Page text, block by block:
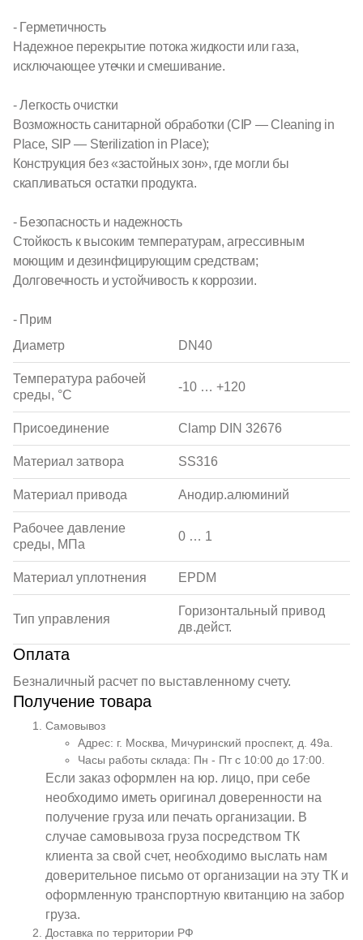
- Герметичность
Надежное перекрытие потока жидкости или газа,
исключающее утечки и смешивание.
- Легкость очистки
Возможность санитарной обработки (CIP — Cleaning in
Place, SIP — Sterilization in Place);
Конструкция без «застойных зон», где могли бы
скапливаться остатки продукта.
- Безопасность и надежность
Стойкость к высоким температурам, агрессивным
моющим и дезинфицирующим средствам;
Долговечность и устойчивость к коррозии.
- Прим
Диаметр
DN40
Температура рабочей
среды, °С
-10 … +120
Присоединение Clamp DIN 32676
Материал затвора SS316
Материал привода Анодир.алюминий
Рабочее давление
среды, МПа
0 … 1
Материал уплотнения EPDM
Тип управления
Горизонтальный привод
дв.дейст.
Оплата
Безналичный расчет по выставленному счету.
Получение товара
Самовывоз
Адрес: г. Москва, Мичуринский проспект, д. 49а.
Часы работы склада: Пн - Пт с 10:00 до 17:00.
Если заказ оформлен на юр. лицо, при себе
необходимо иметь оригинал доверенности на
получение груза или печать организации. В
случае самовывоза груза посредством ТК
клиента за свой счет, необходимо выслать нам
доверительное письмо от организации на эту ТК и
оформленную транспортную квитанцию на забор
груза.
Доставка по территории РФ